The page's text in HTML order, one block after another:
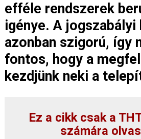
efféle rendszerek
igénye. A
azonban szigorú, így
fontos, hogy a
kezdjünk neki a
Ez a cikk csak a
számára